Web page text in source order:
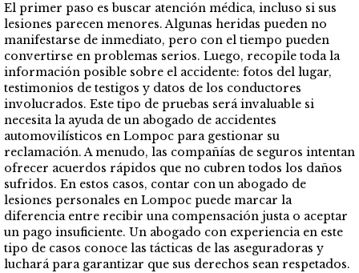
El primer paso es buscar atención médica, incluso si sus
lesiones parecen menores. Algunas heridas pueden no
manifestarse de inmediato, pero con el tiempo pueden
convertirse en problemas serios. Luego, recopile toda la
información posible sobre el accidente: fotos del lugar,
testimonios de testigos y datos de los conductores
involucrados. Este tipo de pruebas será invaluable si
necesita la ayuda de un abogado de accidentes
automovilísticos en Lompoc para gestionar su
reclamación. A menudo, las compañías de seguros intentan
ofrecer acuerdos rápidos que no cubren todos los daños
sufridos. En estos casos, contar con un abogado de
lesiones personales en Lompoc puede marcar la
diferencia entre recibir una compensación justa o aceptar
un pago insuficiente. Un abogado con experiencia en este
tipo de casos conoce las tácticas de las aseguradoras y
luchará para garantizar que sus derechos sean respetados.